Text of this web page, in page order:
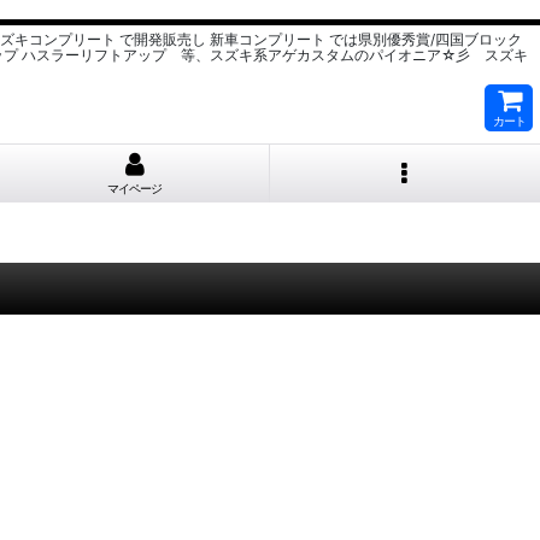
コンプリート で開発販売し 新車コンプリート では県別優秀賞/四国ブロック
プ ハスラーリフトアップ 等、スズキ系アゲカスタムのパイオニア☆彡 スズキ
カート
マイページ